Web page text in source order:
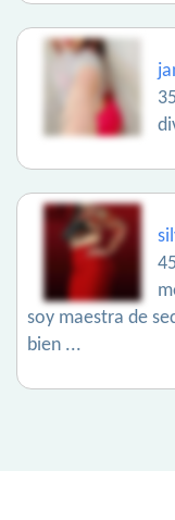
soy maestra de
bien ...